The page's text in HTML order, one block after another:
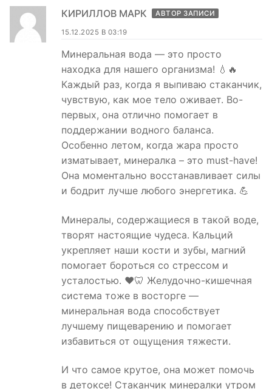
КИРИЛЛОВ МАРК АВТОР ЗАПИСИ
15.12.2025 В 03:19
Минеральная вода — это просто
находка для нашего организма! 💧🔥
Каждый раз, когда я выпиваю стаканчик,
чувствую, как мое тело оживает. Во-
первых, она отлично помогает в
поддержании водного баланса.
Особенно летом, когда жара просто
изматывает, минералка – это must-have!
Она моментально восстанавливает силы
и бодрит лучше любого энергетика. 💪
Минералы, содержащиеся в такой воде,
творят настоящие чудеса. Кальций
укрепляет наши кости и зубы, магний
помогает бороться со стрессом и
усталостью. ❤️🦷 Желудочно-кишечная
система тоже в восторге —
минеральная вода способствует
лучшему пищеварению и помогает
избавиться от ощущения тяжести.
И что самое крутое, она может помочь
в детоксе! Стаканчик минералки утром